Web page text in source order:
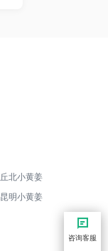
丘北小黄姜
昆明小黄姜
咨询客服